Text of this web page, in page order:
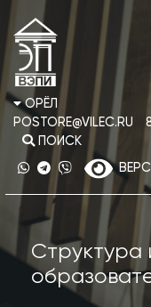
ОРЁЛ
POSTORE@VILEC.RU
ПОИСК
Структура